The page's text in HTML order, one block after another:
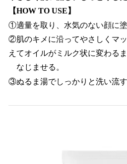
【HOW TO USE】
①適量を取り、水気のない顔に塗
②肌のキメに沿ってやさしくマ
えてオイルがミルク状に変わる
なじませる。
③ぬるま湯でしっかりと洗い流す